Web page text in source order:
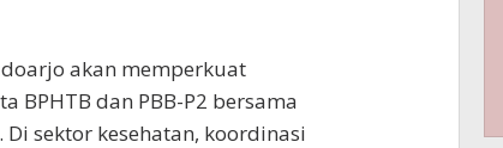
akan memperkuat
dan PBB-P2 bersama
Di sektor kesehatan, koordinasi